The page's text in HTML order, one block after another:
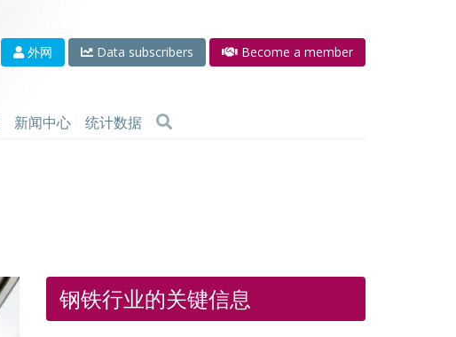
外网 Data subscribers Become a member
新闻中心 统计数据
钢铁行业的关键信息